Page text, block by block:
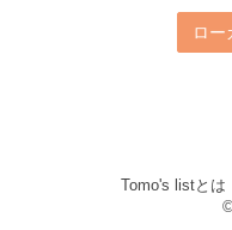
ロー
Tomo's listとは